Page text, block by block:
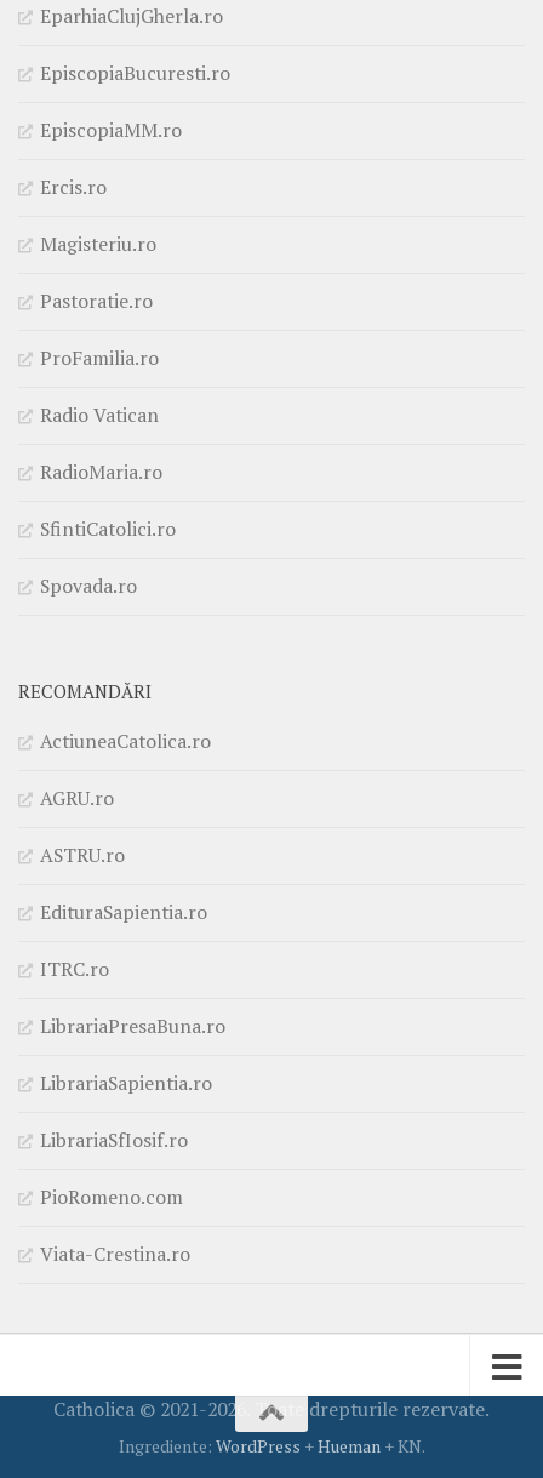
EparhiaClujGherla.ro
EpiscopiaBucuresti.ro
EpiscopiaMM.ro
Ercis.ro
Magisteriu.ro
Pastoratie.ro
ProFamilia.ro
Radio Vatican
RadioMaria.ro
SfintiCatolici.ro
Spovada.ro
RECOMANDĂRI
ActiuneaCatolica.ro
AGRU.ro
ASTRU.ro
EdituraSapientia.ro
ITRC.ro
LibrariaPresaBuna.ro
LibrariaSapientia.ro
LibrariaSfIosif.ro
PioRomeno.com
Viata-Crestina.ro
Catholica © 2021-2026. Toate drepturile rezervate.
Ingrediente: WordPress +Hueman + KN.